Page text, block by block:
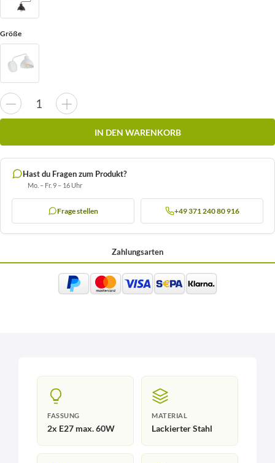
Größe
IN DEN WARENKORB
Hast du Fragen zum Produkt?
Mo. – Fr. 9 – 16 Uhr
Frage stellen +49 371 240 80 916
Zahlungsarten
FASSUNG
2x E27 max. 60W
MATERIAL
Lackierter Stahl